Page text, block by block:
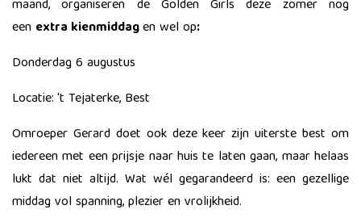
maand, organiseren de Golden Girls deze zomer nog
een extra kienmiddagen wel op:
Donderdag 6 augustus
​Locatie: 't Tejaterke, Best
Omroeper Gerard doet ook deze keer zijn uiterste best om
iedereen met een prijsje naar huis te laten gaan, maar helaas
lukt dat niet altijd. Wat wél gegarandeerd is: een gezellige
middag vol spanning, plezier en vrolijkheid.